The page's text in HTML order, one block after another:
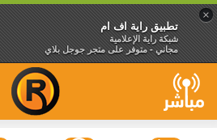
×
تطبيق راية اف ام
شبكة راية الإعلامية
مجاني - متوفر على متجر جوجل بلاي